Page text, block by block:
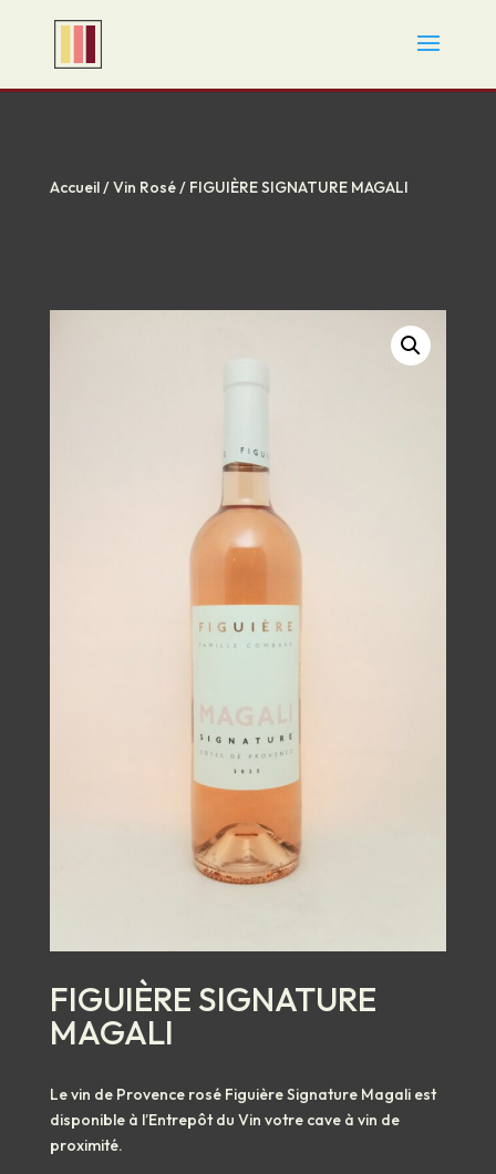
Accueil/Vin Rosé/ FIGUIÈRE SIGNATURE MAGALI
FIGUIÈRE SIGNATURE
MAGALI
Le vin de Provence rosé Figuière Signature Magaliest
disponible à l’Entrepôt du Vin votre cave à vin de
proximité.